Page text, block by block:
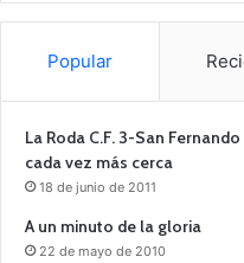
Popular
La Roda C.F. 3-San
cada vez más cerca
18 de junio de 2011
A un minuto de la gloria
22 de mayo de 2010